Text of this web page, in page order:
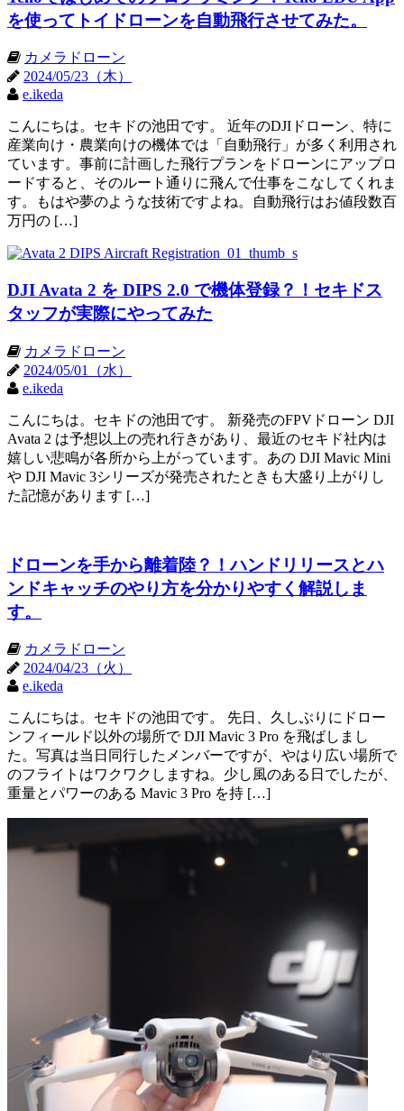
を使ってトイドローンを自動飛行させてみた。
カメラドローン
2024/05/23（木）
e.ikeda
こんにちは。セキドの池田です。 近年のDJIドローン、特に
産業向け・農業向けの機体では「自動飛行」が多く利用され
ています。事前に計画した飛行プランをドローンにアップロ
ードすると、そのルート通りに飛んで仕事をこなしてくれま
す。もはや夢のような技術ですよね。自動飛行はお値段数百
万円の […]
DJI Avata 2 を DIPS 2.0 で機体登録？！セキドス
タッフが実際にやってみた
カメラドローン
2024/05/01（水）
e.ikeda
こんにちは。セキドの池田です。 新発売のFPVドローン DJI
Avata 2 は予想以上の売れ行きがあり、最近のセキド社内は
嬉しい悲鳴が各所から上がっています。あの DJI Mavic Mini
や DJI Mavic 3シリーズが発売されたときも大盛り上がりし
た記憶があります […]
ドローンを手から離着陸？！ハンドリリースとハ
ンドキャッチのやり方を分かりやすく解説しま
す。
カメラドローン
2024/04/23（火）
e.ikeda
こんにちは。セキドの池田です。 先日、久しぶりにドロー
ンフィールド以外の場所で DJI Mavic 3 Pro を飛ばしまし
た。写真は当日同行したメンバーですが、やはり広い場所で
のフライトはワクワクしますね。少し風のある日でしたが、
重量とパワーのある Mavic 3 Pro を持 […]